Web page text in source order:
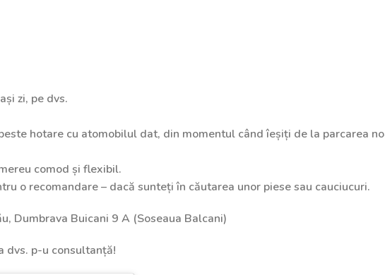
zi, pe dvs.
hotare cu atomobilul dat, din momentul când îeșiți de la parcarea
comod și flexibil.
o recomandare – dacă sunteți în căutarea unor piese sau cauciucuri.
Dumbrava Buicani 9 A (Soseaua Balcani)
dvs. p-u consultanță!